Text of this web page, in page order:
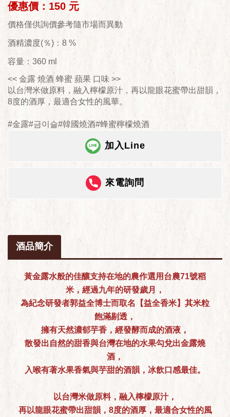
優惠價：150 元
價格僅供詢價參考隨市場而異動
酒精濃度(％)：8 %
容量：360 ml
<< 金露 燒酒 蜂蜜 蘋果 口味 >>
以台灣米做原料，融入檸檬原汁，再以龍眼花蜜帶出甜韻，
8度的酒厚，最適合女性的風華。
#金露#금이슬#韓國燒酒#蜂蜜檸檬燒酒
加入Line
來電詢問
酒品簡介
黃金露水般的佳釀支持在地的農作選用台農71號稻
米，經過九年的研發歲月，
為紀念研發者郭益全博士而取名【益全香米】其米粒
飽滿剔透，
擁有天然濃郁芋香，經發酵而成的酒液，
散發出自然的甜香與台灣在地的水果勾兌出金露燒
酒，
入喉有著水果香氣與芋甜的酒韻，冰飲口感最佳。
以台灣米做原料，融入檸檬原汁，
再以龍眼花蜜帶出甜韻，8度的酒厚，最適合女性的風